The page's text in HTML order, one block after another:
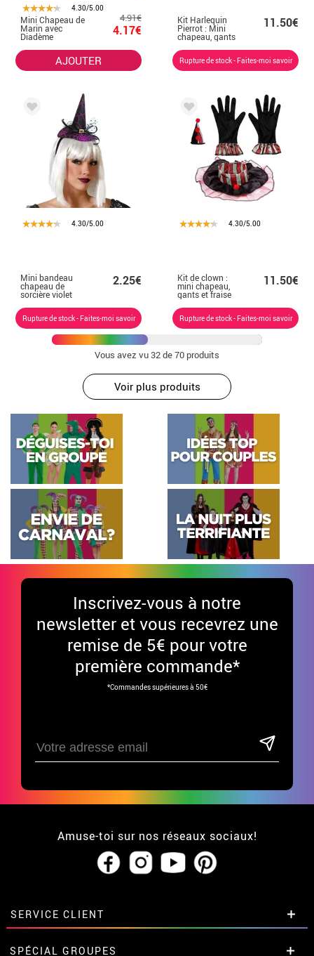
4.30/5.00
Mini Chapeau de
Marin avec
Diadème
4.91€
4.17€
AJOUTER
Kit Harlequin
Pierrot : Mini
chapeau, gants
et collerette
11.50€
Rupture de stock - Faites-moi savoir
4.30/5.00
Mini bandeau
chapeau de
sorcière violet
2.25€
Rupture de stock - Faites-moi savoir
4.30/5.00
Kit de clown :
mini chapeau,
gants et fraise
11.50€
Rupture de stock - Faites-moi savoir
Vous avez vu32de 70 produits
Voir plus produits
Inscrivez-vous à notre
newsletter et vous recevrez une
remise de 5€ pour votre
première commande*
*Commandes supérieures à 50€
Amuse-toi sur nos réseaux sociaux!
SERVICE CLIENT
• Qui sommes-nous?
SPÉCIAL GROUPES